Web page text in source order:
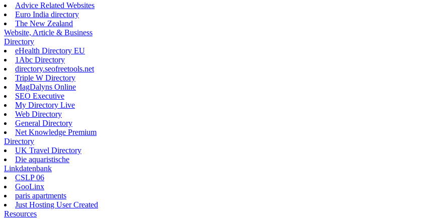
Advice Related Websites
Euro India directory
The New Zealand
Website, Article & Business
Directory
eHealth Directory EU
1Abc Directory
directory.seofreetools.net
Triple W Directory
MagDalyns Online
SEO Executive
My Directory Live
Web Directory
General Directory
Net Knowledge Premium
Directory
UK Travel Directory
Die aquaristische
Linkdatenbank
CSLP 06
GooLinx
paris apartments
Just Hosting User Created
Resources